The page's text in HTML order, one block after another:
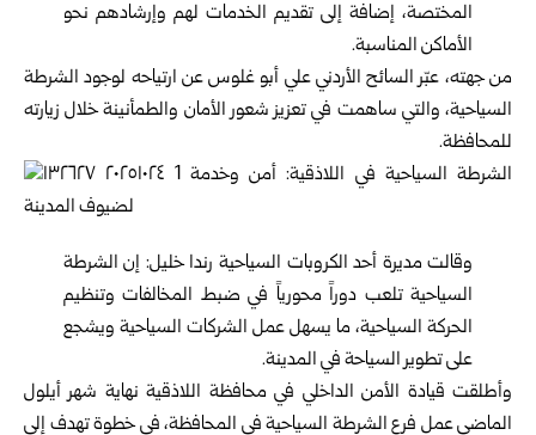
المختصة، إضافة إلى تقديم الخدمات لهم وإرشادهم نحو
الأماكن المناسبة.
من جهته، عبّر السائح الأردني علي أبو غلوس عن ارتياحه لوجود الشرطة
السياحية، والتي ساهمت في تعزيز شعور الأمان والطمأنينة خلال زيارته
للمحافظة.
وقالت مديرة أحد الكروبات السياحية رندا خليل: إن الشرطة
السياحية تلعب دوراً محورياً في ضبط المخالفات وتنظيم
الحركة السياحية، ما يسهل عمل الشركات السياحية ويشجع
على تطوير السياحة في المدينة.
وأطلقت قيادة الأمن الداخلي في محافظة اللاذقية نهاية شهر أيلول
الماضي عمل فرع الشرطة السياحية في المحافظة، في خطوة تهدف إلى